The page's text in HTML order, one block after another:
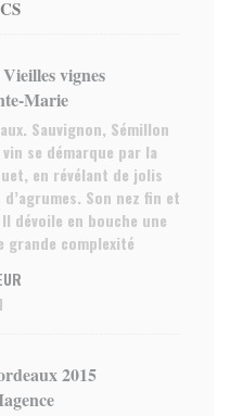
vignes
Marie
Sauvignon, Sémillon
se démarque par la
en révélant de jolis
Son nez fin et
dévoile en bouche une
complexité
2015